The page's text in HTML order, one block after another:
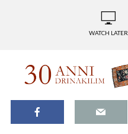
WATCH LATER